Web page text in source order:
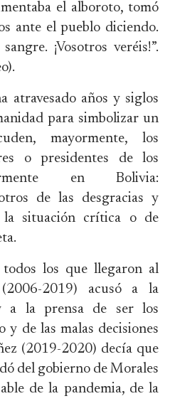
el alboroto, tomó
ante el pueblo diciendo.
¡Vosotros veréis!”.
atravesado años y siglos
para simbolizar un
mayormente, los
o presidentes de los
en Bolivia:
de las desgracias y
la situación crítica o de
los que llegaron al
2019) acusó a la
a la prensa de ser los
y de las malas decisiones
(2019-2020) decía que
del gobierno de Morales
de la pandemia, de la